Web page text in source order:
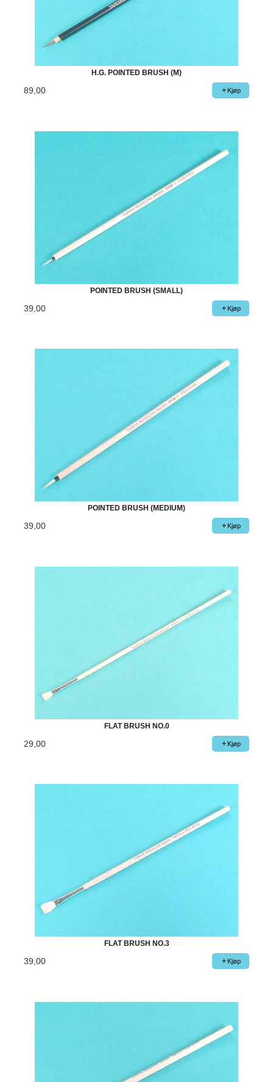
H.G. POINTED BRUSH (M)
89,00 Kjøp
POINTED BRUSH (SMALL)
39,00 Kjøp
POINTED BRUSH (MEDIUM)
39,00 Kjøp
FLAT BRUSH NO.0
29,00 Kjøp
FLAT BRUSH NO.3
39,00 Kjøp